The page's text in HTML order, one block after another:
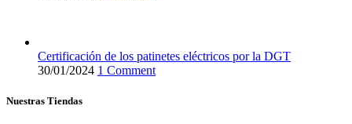
Certificación de los patinetes eléctricos por la DGT
30/01/2024 1 Comment
Nuestras Tiendas